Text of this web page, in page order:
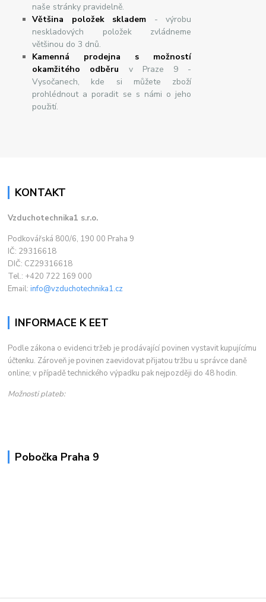
naše stránky pravidelně.
Většina položek skladem - výrobu
neskladových položek zvládneme
většinou do 3 dnů.
Kamenná prodejna s možností
okamžitého odběru v Praze 9 -
Vysočanech, kde si můžete zboží
prohlédnout a poradit se s námi o jeho
použití.
KONTAKT
Vzduchotechnika1 s.r.o.
Podkovářská 800/6, 190 00 Praha 9
IČ: 29316618
DIČ: CZ29316618
Tel.: +420 722 169 000
Email:info@vzduchotechnika1.cz
INFORMACE K EET
Podle zákona o evidenci tržeb je prodávající povinen vystavit kupujícímu
účtenku. Zároveň je povinen zaevidovat přijatou tržbu u správce daně
online; v případě technického výpadku pak nejpozději do 48 hodin.
Možnosti plateb:
Pobočka Praha 9